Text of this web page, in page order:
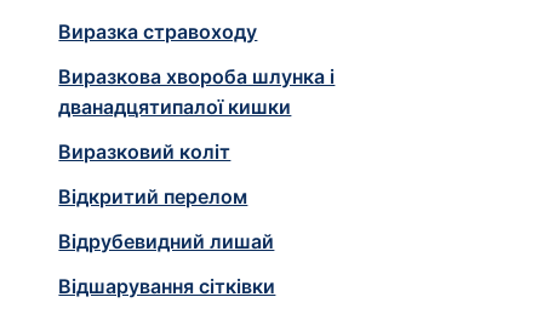
Виразка стравоходу
Виразкова хвороба шлунка і
дванадцятипалої кишки
Виразковий коліт
Відкритий перелом
Відрубевидний лишай
Відшарування сітківки